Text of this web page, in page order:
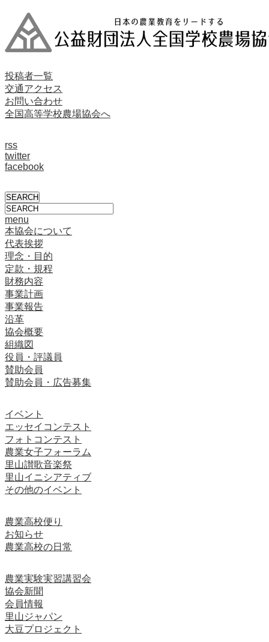
投稿者一覧
交通アクセス
お問い合わせ
全国高等学校農場協会へ
rss
twitter
facebook
menu
本協会について
代表挨拶
理念・目的
定款・規程
財務内容
事業計画
事業報告
沿革
協会概要
組織図
役員・評議員
賛助会員
賛助会員・広告募集
イベント
エッセイコンテスト
フォトコンテスト
農業女子フォーラム
里山讃歌音楽祭
里山イニシアティブ
その他のイベント
農業高校便り
お知らせ
農業高校の日常
農業実験実習講習会
協会新聞
会員情報
里山ジャパン
大豆プロジェクト